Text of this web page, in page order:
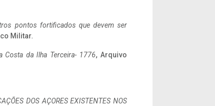
pontos fortificados que devem ser
Militar.
Costa da Ilha Terceira- 1776, Arquivo
DOS AÇORES EXISTENTES NOS